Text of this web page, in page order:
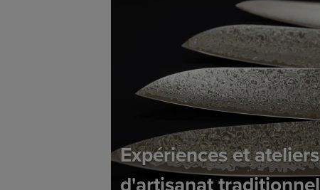
Expériences et ateliers
d'artisanat traditionnel